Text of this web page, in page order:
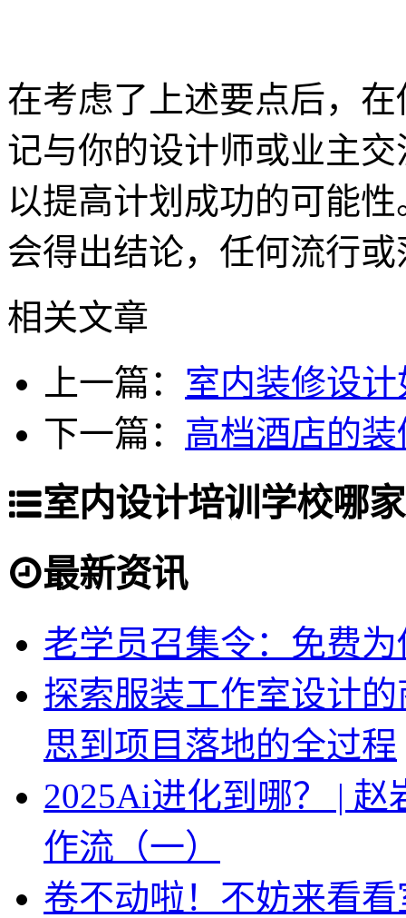
在考虑了上述要点后，
记与你的设计师或业主
以提高计划成功的可能
会得出结论，任何流行
相关文章
上一篇： 室内装修设
下一篇： 高档酒店的
室内设计培训学校哪
最新资讯
老学员召集令：免费
探索服装工作室设计
思到项目落地的全过程
2025Ai进化到哪？ |
作流（一）
卷不动啦！不妨来看